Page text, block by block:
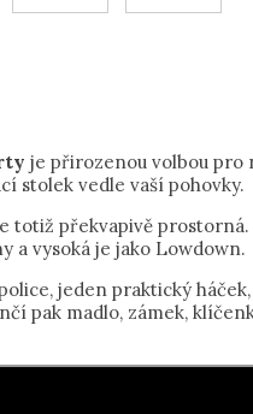
je přirozenou volbou pro
stolek vedle vaší pohovky.
totiž překvapivě prostorná.
a vysoká je jako Lowdown.
jeden praktický
pak madlo, zámek,